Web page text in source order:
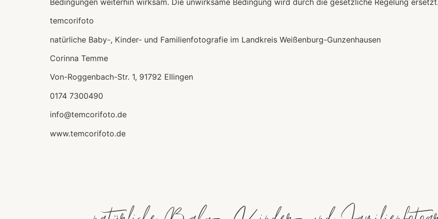
temcorifoto
natürliche Baby-, Kinder- und Familienfotografie im Landkreis Weißenburg-Gunzenhausen
Corinna Temme
Von-Roggenbach-Str. 1, 91792 Ellingen
0174 7300490
info@temcorifoto.de
www.temcorifoto.de